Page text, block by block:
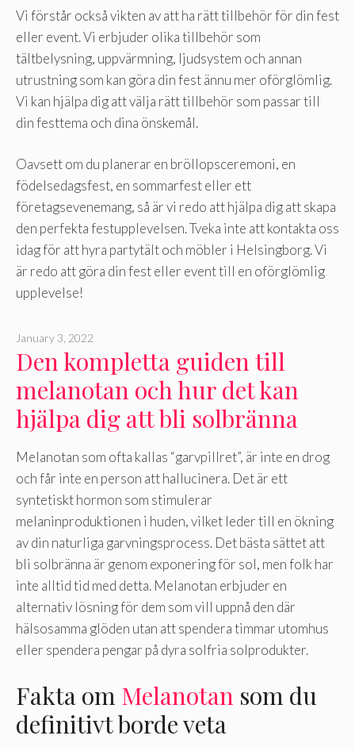
Vi förstår också vikten av att ha rätt tillbehör för din fest
eller event. Vi erbjuder olika tillbehör som
tältbelysning, uppvärmning, ljudsystem och annan
utrustning som kan göra din fest ännu mer oförglömlig.
Vi kan hjälpa dig att välja rätt tillbehör som passar till
din festtema och dina önskemål.
Oavsett om du planerar en bröllopsceremoni, en
födelsedagsfest, en sommarfest eller ett
företagsevenemang, så är vi redo att hjälpa dig att skapa
den perfekta festupplevelsen. Tveka inte att kontakta oss
idag för att hyra partytält och möbler i Helsingborg. Vi
är redo att göra din fest eller event till en oförglömlig
upplevelse!
Den kompletta guiden till
melanotan och hur det kan
hjälpa dig att bli solbränna
January 3, 2022
Melanotan som ofta kallas “garvpillret”, är inte en drog
och får inte en person att hallucinera. Det är ett
syntetiskt hormon som stimulerar
melaninproduktionen i huden, vilket leder till en ökning
av din naturliga garvningsprocess. Det bästa sättet att
bli solbränna är genom exponering för sol, men folk har
inte alltid tid med detta. Melanotan erbjuder en
alternativ lösning för dem som vill uppnå den där
hälsosamma glöden utan att spendera timmar utomhus
eller spendera pengar på dyra solfria solprodukter.
Fakta om Melanotan som du
definitivt borde veta